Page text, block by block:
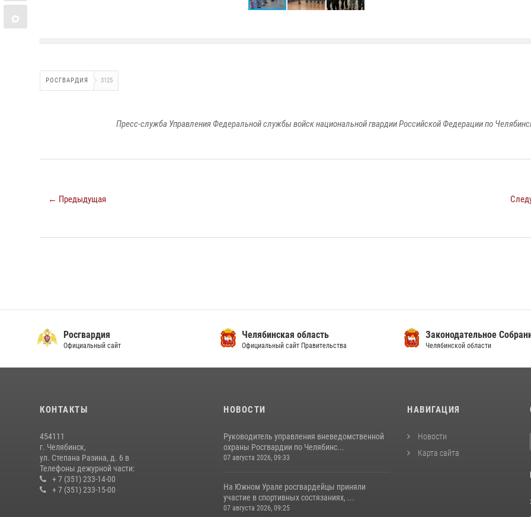
РОСГВАРДИЯ 3125
Пресс-служба Управления Федеральной службы войск национальной гвардии Российской Федерации по
← Предыдущая
Росгвардия
Официальный сайт
Челябинская область
Официальный сайт Правительства
Законодательное
Челябинской области
КОНТАКТЫ
454111
г. Челябинск,
ул. Степана Разина, д. 6 в
Телефоны дежурной части:
+ 7 (351) 233-14-00
+ 7 (351) 233-15-00
НОВОСТИ
Руководитель управления вневедомственной
охраны Росгвардии по Челябинс...
07 августа 2026, 09:33
На Южном Урале росгвардейцы приняли
участие в спортивных состязаниях, ...
07 августа 2026, 09:25
НАВИГАЦИЯ
Новости
Карта сайта